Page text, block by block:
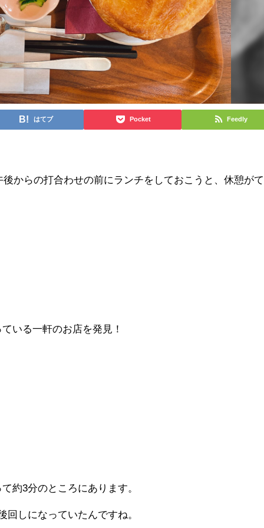
はてブ Pocket Feedly
からの打合わせの前にランチをしておこうと、休憩がて
いる一軒のお店を発見！
約3分のところにあります。
回しになっていたんですね。